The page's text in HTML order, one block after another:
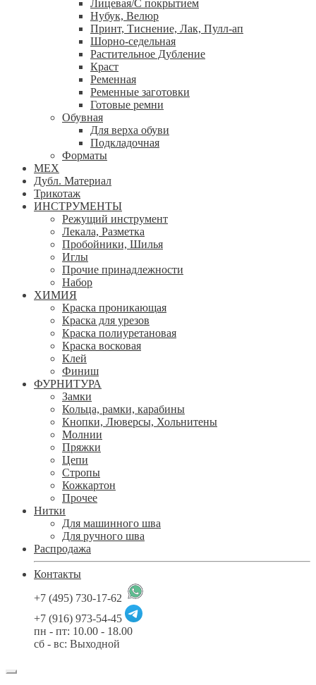
Лицевая/С покрытием
Нубук, Велюр
Принт, Тиснение, Лак, Пулл-ап
Шорно-седельная
Растительное Дубление
Краст
Ременная
Ременные заготовки
Готовые ремни
Обувная
Для верха обуви
Подкладочная
Форматы
МЕХ
Дубл. Материал
Трикотаж
ИНСТРУМЕНТЫ
Режущий инструмент
Лекала, Разметка
Пробойники, Шилья
Иглы
Прочие принадлежности
Набор
ХИМИЯ
Краска проникающая
Краска для урезов
Краска полиуретановая
Краска восковая
Клей
Финиш
ФУРНИТУРА
Замки
Кольца, рамки, карабины
Кнопки, Люверсы, Хольнитены
Молнии
Пряжки
Цепи
Стропы
Кожкартон
Прочее
Нитки
Для машинного шва
Для ручного шва
Распродажа
Контакты
+7 (495) 730-17-62
+7 (916) 973-54-45
пн - пт: 10.00 - 18.00
сб - вс: Выходной